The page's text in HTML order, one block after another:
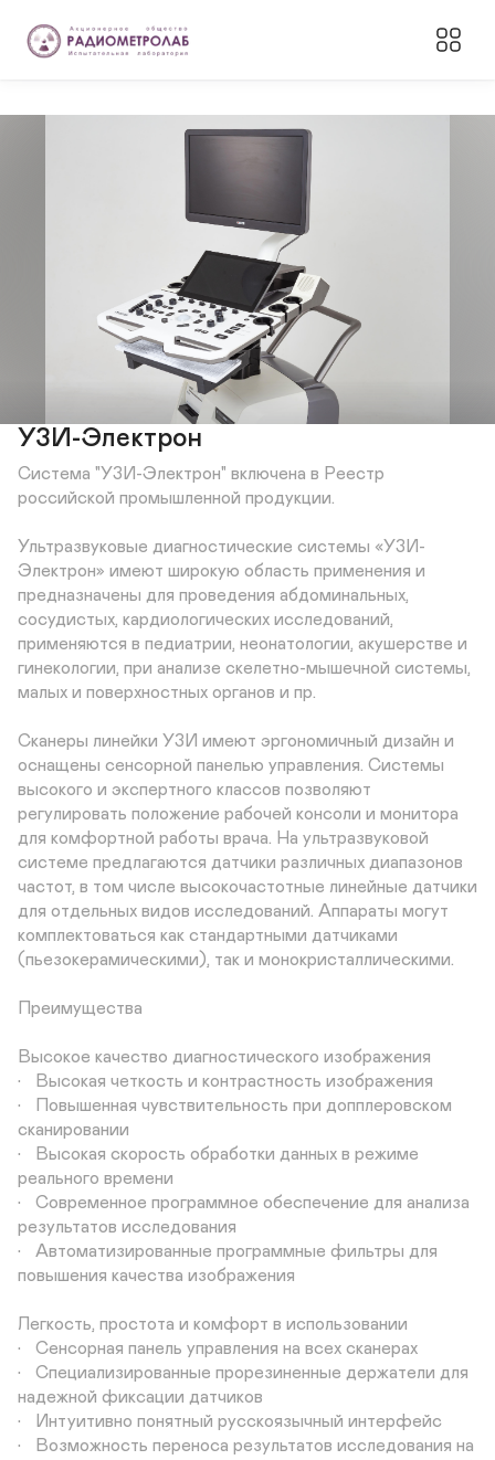
УЗИ-Электрон
Система "УЗИ-Электрон" включена в Реестр
российской промышленной продукции.
Ультразвуковые диагностические системы «УЗИ-
Электрон» имеют широкую область применения и
предназначены для проведения абдоминальных,
сосудистых, кардиологических исследований,
применяются в педиатрии, неонатологии, акушерстве и
гинекологии, при анализе скелетно-мышечной системы,
малых и поверхностных органов и пр.
Сканеры линейки УЗИ имеют эргономичный дизайн и
оснащены сенсорной панелью управления. Системы
высокого и экспертного классов позволяют
регулировать положение рабочей консоли и монитора
для комфортной работы врача. На ультразвуковой
системе предлагаются датчики различных диапазонов
частот, в том числе высокочастотные линейные датчики
для отдельных видов исследований. Аппараты могут
комплектоваться как стандартными датчиками
(пьезокерамическими), так и монокристаллическими.
Преимущества
Высокое качество диагностического изображения
•	Высокая четкость и контрастность изображения
•	Повышенная чувствительность при допплеровском
сканировании
•	Высокая скорость обработки данных в режиме
реального времени
•	Современное программное обеспечение для анализа
результатов исследования
•	Автоматизированные программные фильтры для
повышения качества изображения
Легкость, простота и комфорт в использовании
•	Сенсорная панель управления на всех сканерах
•	Специализированные прорезиненные держатели для
надежной фиксации датчиков
•	Интуитивно понятный русскоязычный интерфейс
•	Возможность переноса результатов исследования на